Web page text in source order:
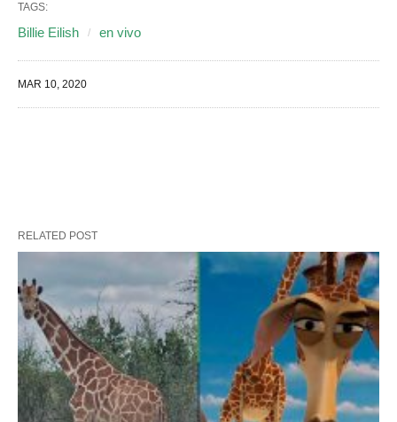
TAGS:
Billie Eilish en vivo
MAR 10, 2020
RELATED POST